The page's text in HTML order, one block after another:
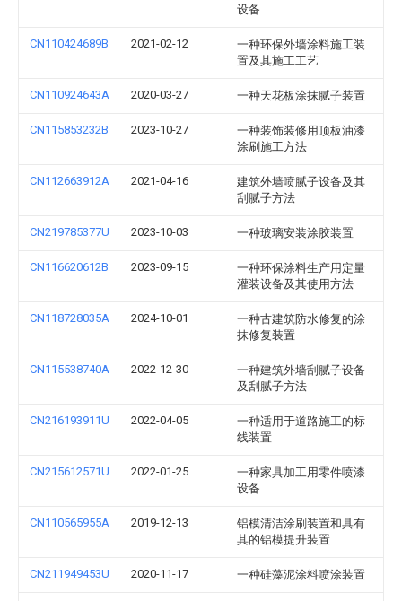
设备
CN110424689B 2021-02-12
一种环保外墙涂料施工装
置及其施工工艺
CN110924643A 2020-03-27 一种天花板涂抹腻子装置
CN115853232B 2023-10-27
一种装饰装修用顶板油漆
涂刷施工方法
CN112663912A 2021-04-16
建筑外墙喷腻子设备及其
刮腻子方法
CN219785377U 2023-10-03 一种玻璃安装涂胶装置
CN116620612B 2023-09-15
一种环保涂料生产用定量
灌装设备及其使用方法
CN118728035A 2024-10-01
一种古建筑防水修复的涂
抹修复装置
CN115538740A 2022-12-30
一种建筑外墙刮腻子设备
及刮腻子方法
CN216193911U 2022-04-05
一种适用于道路施工的标
线装置
CN215612571U 2022-01-25
一种家具加工用零件喷漆
设备
CN110565955A 2019-12-13
铝模清洁涂刷装置和具有
其的铝模提升装置
CN211949453U 2020-11-17 一种硅藻泥涂料喷涂装置